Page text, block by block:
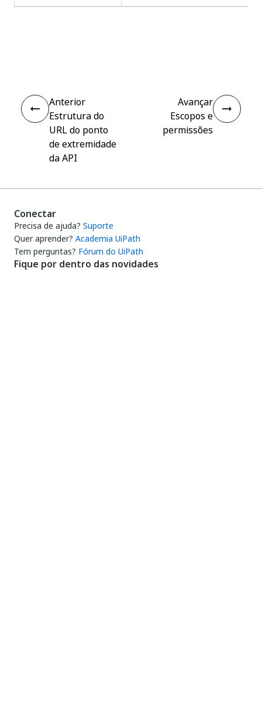
Anterior
Estrutura do
URL do ponto
de extremidade
da API
Avançar
Escopos e
permissões
Conectar
Precisa de ajuda? Suporte
Quer aprender? Academia UiPath
Tem perguntas? Fórum do UiPath
Fique por dentro das novidades